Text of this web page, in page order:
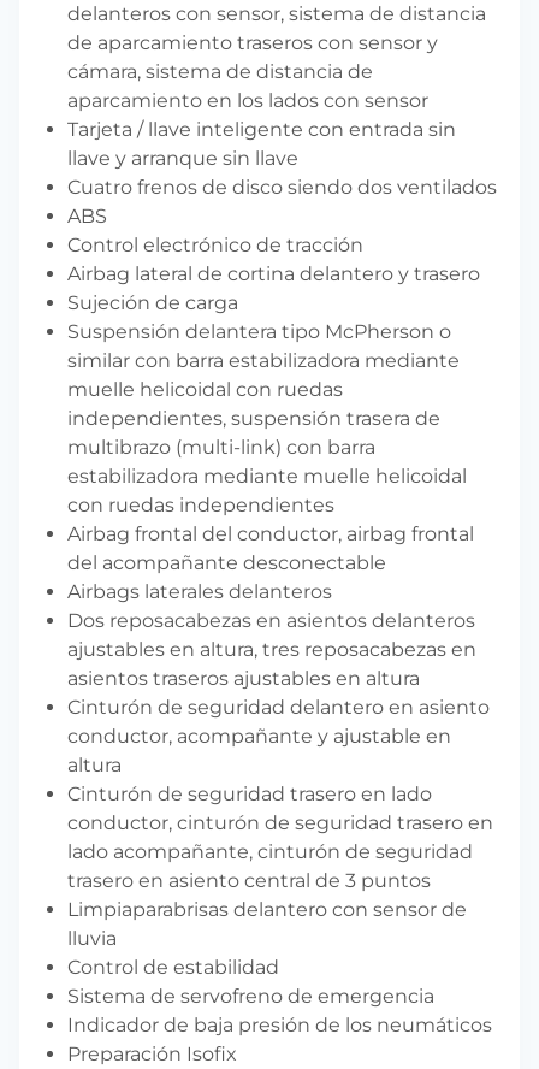
delanteros con sensor, sistema de distancia
de aparcamiento traseros con sensor y
cámara, sistema de distancia de
aparcamiento en los lados con sensor
Tarjeta / llave inteligente con entrada sin
llave y arranque sin llave
Cuatro frenos de disco siendo dos ventilados
ABS
Control electrónico de tracción
Airbag lateral de cortina delantero y trasero
Sujeción de carga
Suspensión delantera tipo McPherson o
similar con barra estabilizadora mediante
muelle helicoidal con ruedas
independientes, suspensión trasera de
multibrazo (multi-link) con barra
estabilizadora mediante muelle helicoidal
con ruedas independientes
Airbag frontal del conductor, airbag frontal
del acompañante desconectable
Airbags laterales delanteros
Dos reposacabezas en asientos delanteros
ajustables en altura, tres reposacabezas en
asientos traseros ajustables en altura
Cinturón de seguridad delantero en asiento
conductor, acompañante y ajustable en
altura
Cinturón de seguridad trasero en lado
conductor, cinturón de seguridad trasero en
lado acompañante, cinturón de seguridad
trasero en asiento central de 3 puntos
Limpiaparabrisas delantero con sensor de
lluvia
Control de estabilidad
Sistema de servofreno de emergencia
Indicador de baja presión de los neumáticos
Preparación Isofix